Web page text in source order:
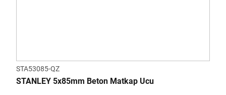
STA53085-QZ
STANLEY 5x85mm Beton Matkap Ucu